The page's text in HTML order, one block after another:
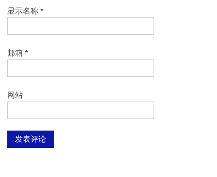
显示名称 *
邮箱 *
网站